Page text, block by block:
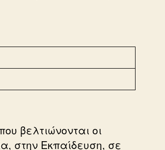
βελτιώνονται οι
στην Εκπαίδευση, σε